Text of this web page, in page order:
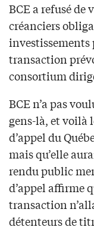
BCE a refusé de
créanciers
investissements
transaction
consortium
BCE n’a pas
gens-là, et voilà
d’appel du
mais qu’elle
rendu public
d’appel affirme
transaction
détenteurs de